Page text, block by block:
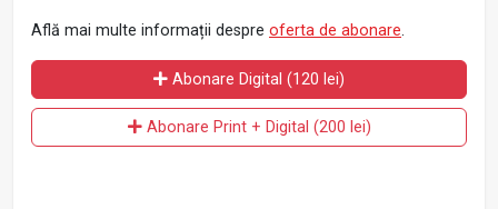
Află mai multe informații despre oferta de abonare.
Abonare Digital (120 lei)
Abonare Print + Digital (200 lei)